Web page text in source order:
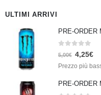
ULTIMI ARRIVI
Su 5
5,00€ 4,25€
Prezzo più